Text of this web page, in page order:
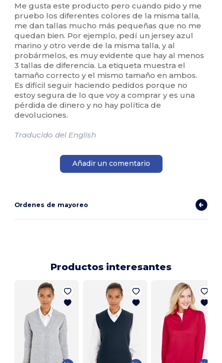
Me gusta este producto pero cuando pido y me
pruebo los diferentes colores de la misma talla,
me dan tallas mucho más pequeñas que no me
quedan bien. Por ejemplo, pedí un jersey azul
marino y otro verde de la misma talla, y al
probármelos, es muy evidente que hay al menos
3 tallas de diferencia. La etiqueta muestra el
tamaño correcto y el mismo tamaño en ambos.
Es difícil seguir haciendo pedidos porque no
estoy segura de lo que voy a comprar y es una
pérdida de dinero y no hay política de
devoluciones.
Traducido del English
Añadir un comentario
Ordenes de mayoreo
Productos interesantes